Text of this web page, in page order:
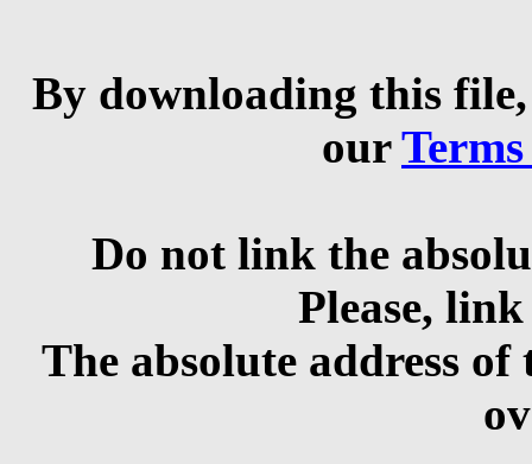
By downloading this
our
Do not link the
Please,
The absolute address